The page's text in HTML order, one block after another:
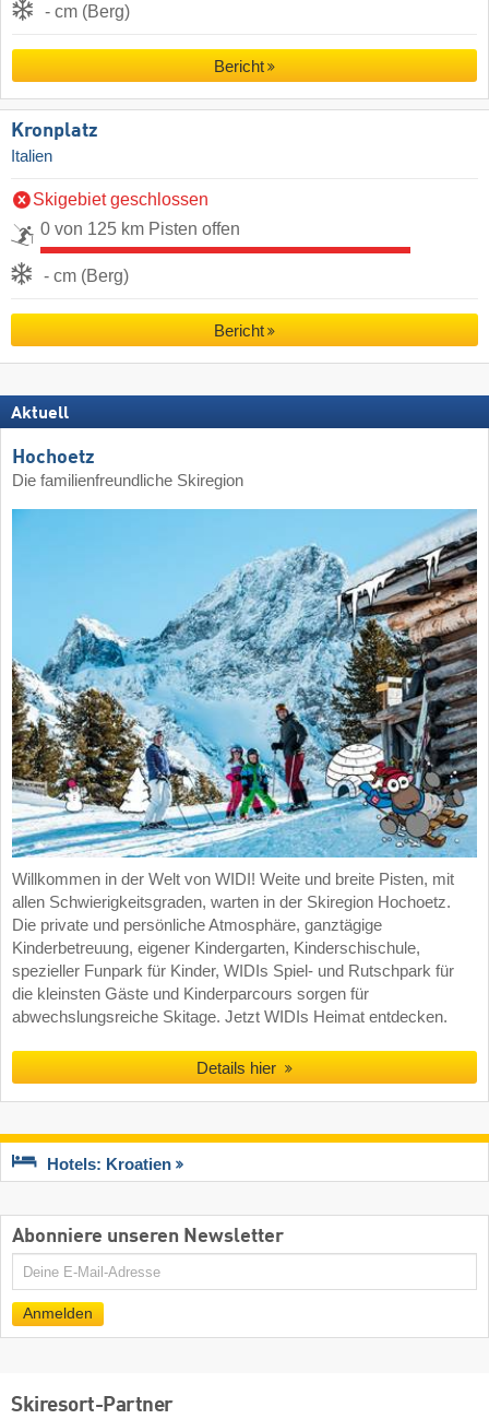
- cm (Berg)
Bericht
Kronplatz
Italien
Skigebiet geschlossen
0 von 125 km Pisten offen
- cm (Berg)
Bericht
Aktuell
Hochoetz
Die familienfreundliche Skiregion
Willkommen in der Welt von WIDI! Weite und breite Pisten, mit
allen Schwierigkeitsgraden, warten in der Skiregion Hochoetz.
Die private und persönliche Atmosphäre, ganztägige
Kinderbetreuung, eigener Kindergarten, Kinderschischule,
spezieller Funpark für Kinder, WIDIs Spiel- und Rutschpark für
die kleinsten Gäste und Kinderparcours sorgen für
abwechslungsreiche Skitage. Jetzt WIDIs Heimat entdecken.
Details hier
Hotels: Kroatien
Abonniere unseren Newsletter
E-
Anmelden
Skiresort-Partner